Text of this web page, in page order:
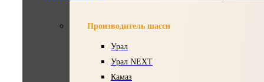
Производитель шасси
Урал
Урал NEXT
Камаз